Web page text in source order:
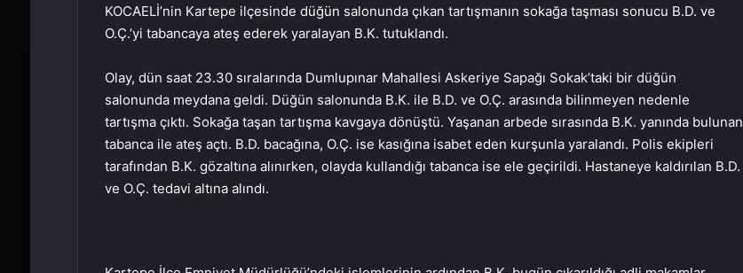
KOCAELİ’nin Kartepe ilçesinde düğün salonunda çıkan tartışmanın sokağa taşması sonucu B.D. ve
O.Ç.’yi tabancaya ateş ederek yaralayan B.K. tutuklandı.
Olay, dün saat 23.30 sıralarında Dumlupınar Mahallesi Askeriye Sapağı Sokak’taki bir düğün
salonunda meydana geldi. Düğün salonunda B.K. ile B.D. ve O.Ç. arasında bilinmeyen nedenle
tartışma çıktı. Sokağa taşan tartışma kavgaya dönüştü. Yaşanan arbede sırasında B.K. yanında bulunan
tabanca ile ateş açtı. B.D. bacağına, O.Ç. ise kasığına isabet eden kurşunla yaralandı. Polis ekipleri
tarafından B.K. gözaltına alınırken, olayda kullandığı tabanca ise ele geçirildi. Hastaneye kaldırılan B.D.
ve O.Ç. tedavi altına alındı.